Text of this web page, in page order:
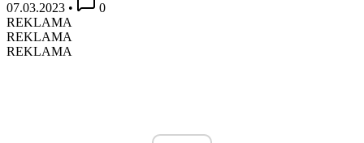
07.03.2023 •
0
REKLAMA
REKLAMA
REKLAMA